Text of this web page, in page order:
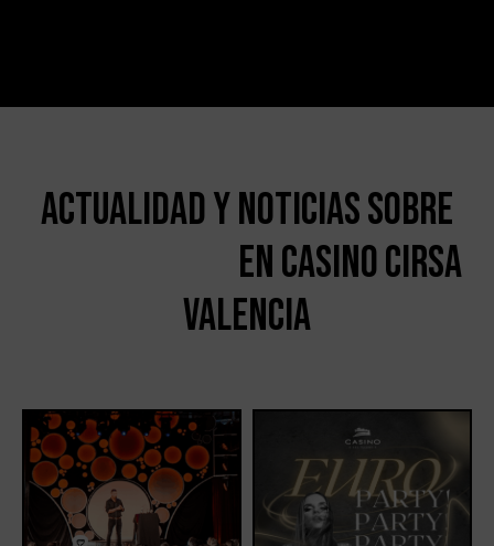
Actualidad y noticias sobre
en casino cirsa
valencia